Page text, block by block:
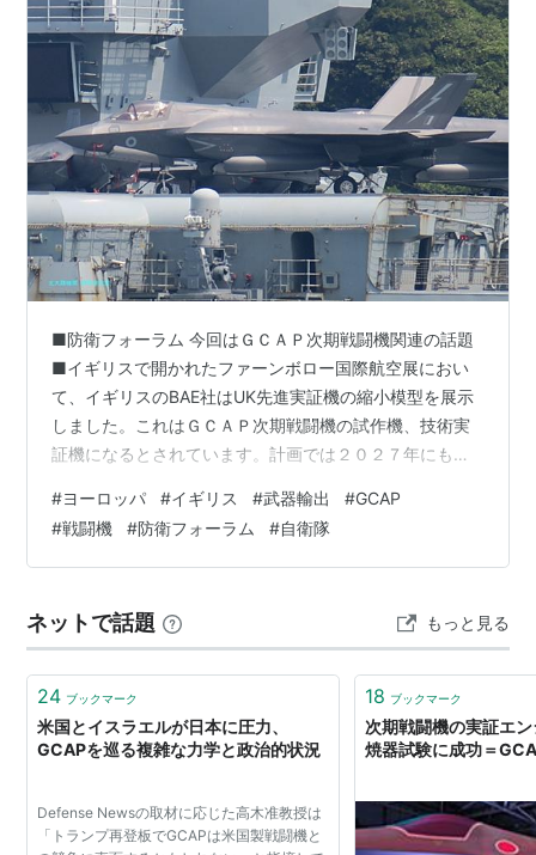
■防衛フォーラム 今回はＧＣＡＰ次期戦闘機関連の話題
■イギリスで開かれたファーンボロー国際航空展におい
て、イギリスのBAE社はUK先進実証機の縮小模型を展示
しました。これはＧＣＡＰ次期戦闘機の試作機、技術実
証機になるとされています。計画では２０２７年にもロ
ＢＡＥの技術実証機については、次世代技術んじっ商機
としては三菱重工が既にＸ－２実験機を飛行させている
との理由で、限られたＧＣＡＰ戦闘機開発予算を直接関
ていますが、計画進捗度合いを見える形で示すためにも
必要だとされていました。 ＵＫ先進実証機…
#ヨーロッパ #イギリス #武器輸出 #GCAP
#戦闘機 #防衛フォーラム #自衛隊
ネットで話題 もっと見る
24 ブックマーク
米国とイスラエルが日本に圧力、
GCAPを巡る複雑な力学と政治的状況
Defense Newsの取材に応じた高木准教授は
「トランプ再登板でGCAPは米国製戦闘機と
18 ブックマーク
次期戦闘機の実証エ
焼器試験に成功＝